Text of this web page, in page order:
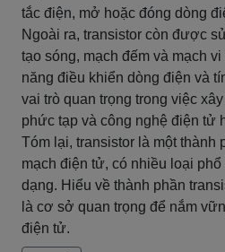
tắc điện, mở hoặc đóng dòng
Ngoài ra, transistor còn được
tạo sóng, mạch đếm và mạch
năng điều khiển dòng điện và
vai trò quan trọng trong việc
phức tạp và công nghệ điện tử
Tóm lại, transistor là một thành
mạch điện tử, có nhiều loại
dạng. Hiểu về thành phần
là cơ sở quan trọng để nắm
điện tử.